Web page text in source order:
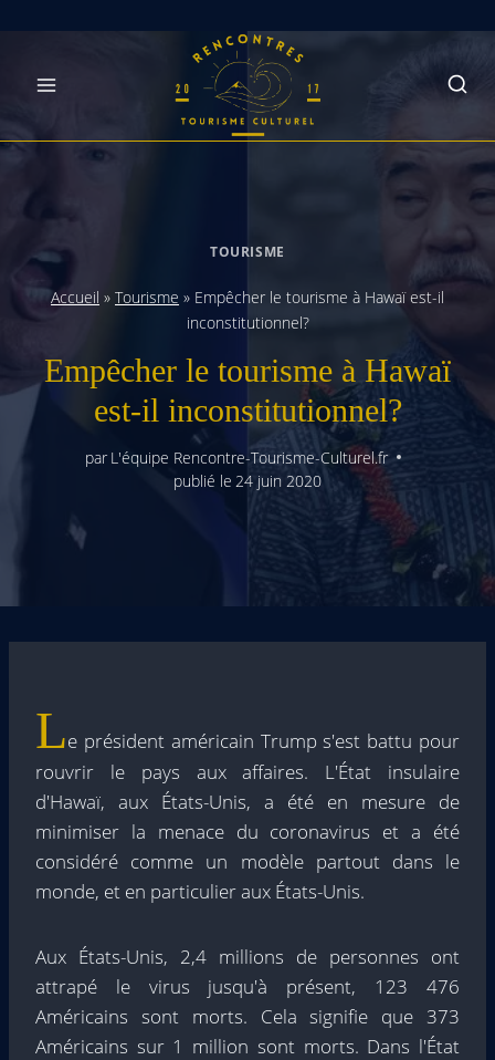
TOURISME
Accueil » Tourisme » Empêcher le tourisme à Hawaï est-il
inconstitutionnel?
Empêcher le tourisme à Hawaï
est-il inconstitutionnel?
par L'équipe Rencontre-Tourisme-Culturel.fr
publié le 24 juin 2020
Le président américain Trump s'est battu pour
rouvrir le pays aux affaires. L'État insulaire
d'Hawaï, aux États-Unis, a été en mesure de
minimiser la menace du coronavirus et a été
considéré comme un modèle partout dans le
monde, et en particulier aux États-Unis.
Aux États-Unis, 2,4 millions de personnes ont
attrapé le virus jusqu'à présent, 123 476
Américains sont morts. Cela signifie que 373
Américains sur 1 million sont morts. Dans l'État